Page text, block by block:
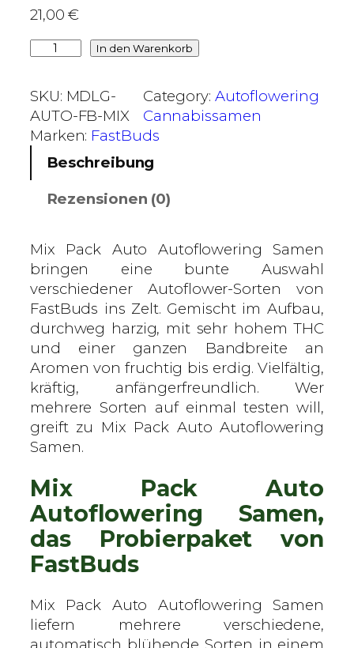
s
9
,
0
€
21,00€
x
P
a
c
o
–
F
a
s
t
B
u
d
s
–
u
o
f
w
e
r
In den Warenkorb
SKU: MDLG-
AUTO-FB-MIX
Category: Autoflowering
Cannabissamen
Marken: FastBuds
Beschreibung
Rezensionen (0)
Mix Pack Auto Autoflowering Samen
bringen eine bunte Auswahl
verschiedener Autoflower-Sorten von
FastBuds ins Zelt. Gemischt im Aufbau,
durchweg harzig, mit sehr hohem THC
und einer ganzen Bandbreite an
Aromen von fruchtig bis erdig. Vielfältig,
kräftig, anfängerfreundlich. Wer
mehrere Sorten auf einmal testen will,
greift zu Mix Pack Auto Autoflowering
Samen.
Mix Pack Auto
Autoflowering Samen,
das Probierpaket von
FastBuds
Mix Pack Auto Autoflowering Samen
liefern mehrere verschiedene,